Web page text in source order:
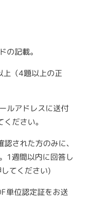
の記載。
上（4題以上の正
ルアドレスに送付
ださい。
された方のみに、
1週間以内に回答し
てください)
単位認定証をお送